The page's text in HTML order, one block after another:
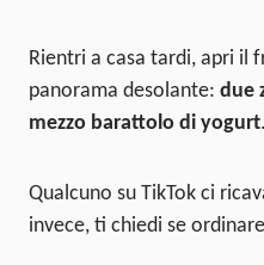
Rientri a casa tardi, apri il
panorama desolante: due
mezzo barattolo di yogurt.
Qualcuno su TikTok ci
invece, ti chiedi se